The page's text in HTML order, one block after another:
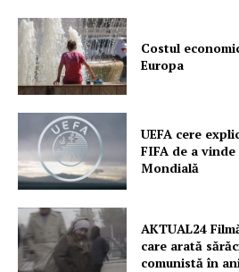
PRESShub
Despre noi / Echipa
Proiecte editoriale
Rețea
Contact
Costul
Europa
UEFA cere
FIFA de a
Mondială
AKTUAL24
care arată
comunistă în